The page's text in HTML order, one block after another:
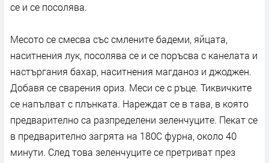
се и се посолява.
Месото се смесва със смлените бадеми, яйцата,
наситнения лук, посолява се и се поръсва с канелата и
настъргания бахар, наситнения магданоз и джоджен.
Добавя се сварения ориз. Меси се с ръце. Тиквичките
се напълват с плънката. Нареждат се в тава, в която
предварително са разпределени зеленчуците. Пекат се
в предварително загрята на 180С фурна, около 40
минути. След това зеленчуците се претриват през